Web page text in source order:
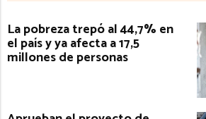
La pobreza trepó al 44,7% en
el país y ya afecta a 17,5
millones de personas